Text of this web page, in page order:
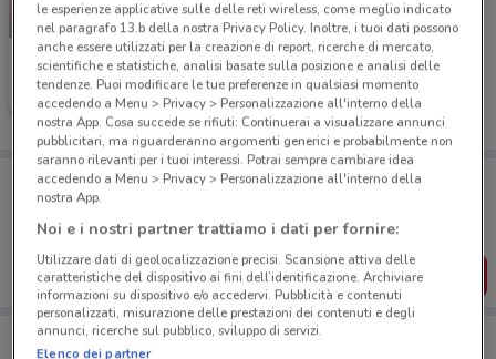
-1 GIORNO
Famila
Scade domani 16.7 km
Porta DoveConviene sempre con te!
dal tuo cellulare.
SCARICA L’APP
le esperienze applicative sulle delle reti wireless, come meglio indicato
nel paragrafo 13.b della nostra Privacy Policy. Inoltre, i tuoi dati possono
anche essere utilizzati per la creazione di report, ricerche di mercato,
scientifiche e statistiche, analisi basate sulla posizione e analisi delle
tendenze. Puoi modificare le tue preferenze in qualsiasi momento
accedendo a Menu > Privacy > Personalizzazione all'interno della
nostra App. Cosa succede se rifiuti: Continuerai a visualizzare annunci
pubblicitari, ma riguarderanno argomenti generici e probabilmente non
saranno rilevanti per i tuoi interessi. Potrai sempre cambiare idea
accedendo a Menu > Privacy > Personalizzazione all'interno della
nostra App.
Noi e i nostri partner trattiamo i dati per fornire:
Utilizzare dati di geolocalizzazione precisi. Scansione attiva delle
caratteristiche del dispositivo ai fini dell’identificazione. Archiviare
informazioni su dispositivo e/o accedervi. Pubblicità e contenuti
personalizzati, misurazione delle prestazioni dei contenuti e degli
annunci, ricerche sul pubblico, sviluppo di servizi.
Elenco dei partner